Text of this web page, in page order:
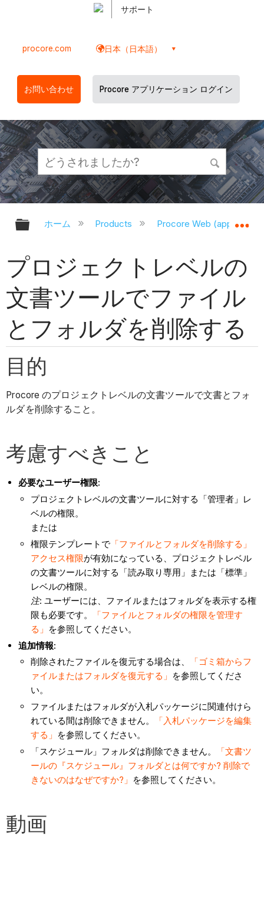
サポート
procore.com 日本（日本語）
お問い合わせ Procore アプリケーション ログイン
グローバル階層を展開/折りたたむ
ホーム Products Procore Web
プロジェクトレベルの
文書ツールでファイル
とフォルダを削除する
目的
Procore のプロジェクトレベルの文書ツールで文書とフォ
ルダを削除すること。
考慮すべきこと
必要なユーザー権限:
プロジェクトレベルの文書ツールに対する「管理者」レ
ベルの権限。
または
権限テンプレートで 「ファイルとフォルダを削除する」
アクセス権限が有効になっている、プロジェクトレベル
の文書ツールに対する「読み取り専用」または「標準」
レベルの権限。
注: ユーザーには、ファイルまたはフォルダを表示する権
限も必要です。
「ファイルとフォルダの権限を管理す
る」 を参照してください。
追加情報:
削除されたファイルを復元する場合は、
「ゴミ箱からフ
ァイルまたはフォルダを復元する」 を参照してくださ
い。
ファイルまたはフォルダが入札パッケージに関連付けら
れている間は削除できません。
「入札パッケージを編集
する」 を参照してください。
「スケジュール」フォルダは削除できません。
「文書ツ
ールの『スケジュール』フォルダとは何ですか? 削除で
きないのはなぜですか?」 を参照してください。
動画